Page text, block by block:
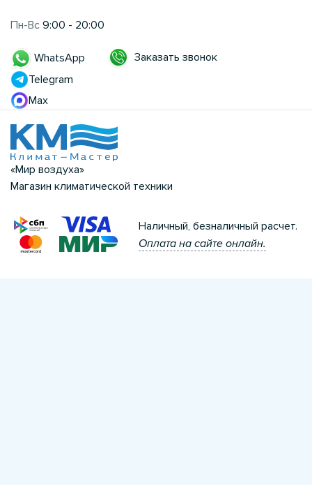
Пн-Вс 9:00 - 20:00
WhatsApp
Telegram
Max
Заказать звонок
«Мир воздуха»
Магазин климатической техники
Наличный, безналичный расчет.
Оплата на сайте онлайн.